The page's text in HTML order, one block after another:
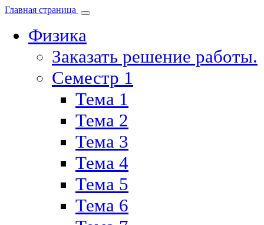
Главная страница
Физика
Заказать решение работы.
Семестр 1
Тема 1
Тема 2
Тема 3
Тема 4
Тема 5
Тема 6